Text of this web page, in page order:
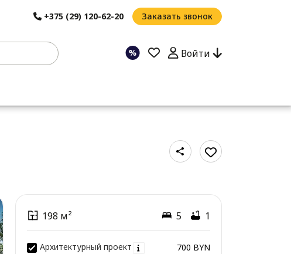
+375 (29) 120-62-20 Заказать звонок
Войти
198 м² 5 1
Архитектурный проект
700 BYN